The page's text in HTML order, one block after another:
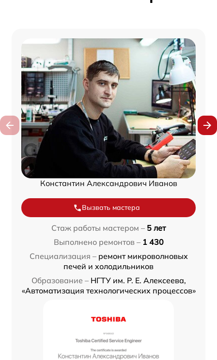
Константин Александрович Иванов
Вызвать мастера
Стаж работы мастером – 5 лет
Выполнено ремонтов – 1 430
Специализация – ремонт микроволновых
печей и холодильников
Образование – НГТУ им. Р. Е. Алексеева,
«Автоматизация технологических процессов»